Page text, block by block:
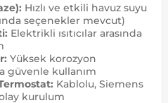
Hızlı ve etkili havuz suyu
seçenekler mevcut)
Elektrikli ısıtıcılar arasında
Yüksek korozyon
güvenle kullanım
Kablolu, Siemens
kurulum